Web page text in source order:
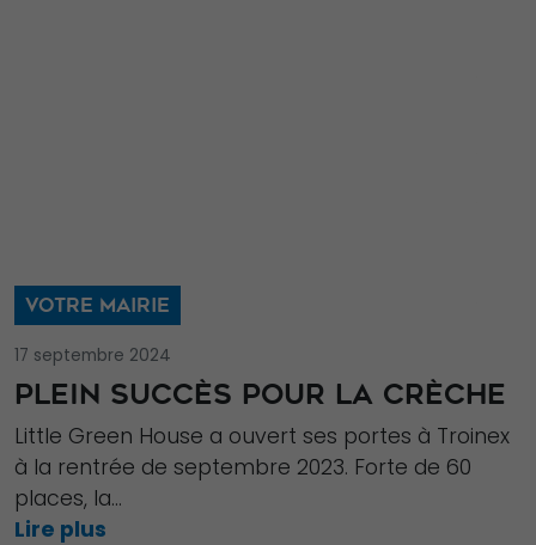
VOTRE MAIRIE
17 septembre 2024
PLEIN SUCCÈS POUR LA CRÈCHE
Little Green House a ouvert ses portes à Troinex
à la rentrée de septembre 2023. Forte de 60
places, la...
Lire plus